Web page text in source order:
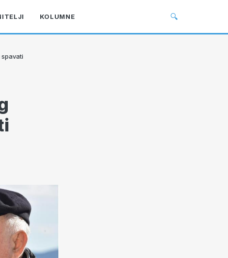
KOLUMNE 🔍
spavati